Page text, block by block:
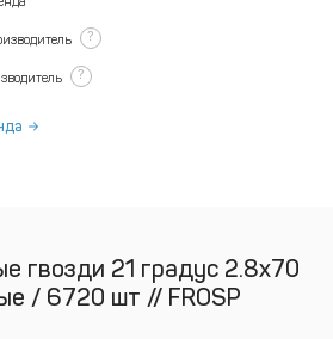
?
?
гвозди 21 градус 2.8х70
/ 6720 шт // FROSP